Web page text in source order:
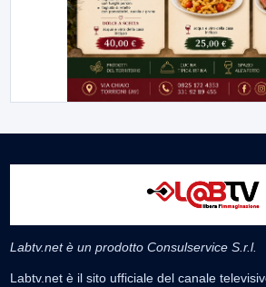
Labtv.net è un prodotto Consulservice S.r.l.
Labtv.net è il sito ufficiale del canale